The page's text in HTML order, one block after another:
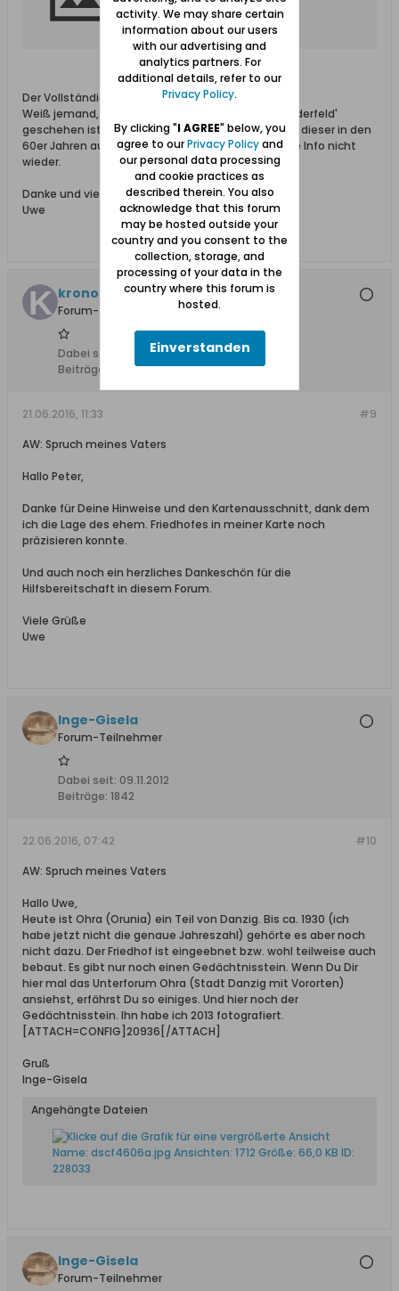
Der Vollständigkeit halber:
Weiß jemand, was mit dem ev. Friedhof 'Ohra-Niederfeld'
geschehen ist? Ich meine gelesen zu haben, dass dieser in den
60er Jahren aufgelöst wurde. Leider finde ich diese Info nicht
wieder.
Danke und viele Grüße
Uwe
kronossos
Forum-Teilnehmer
Dabei seit:
07.10.2013
Beiträge:
#9
21.06.2016, 11:33
AW: Spruch meines Vaters
Hallo Peter,
Danke für Deine Hinweise und den Kartenausschnitt, dank dem
ich die Lage des ehem. Friedhofes in meiner Karte noch
präzisieren konnte.
Und auch noch ein herzliches Dankeschön für die
Hilfsbereitschaft in diesem Forum.
Viele Grüße
Uwe
Inge-Gisela
Forum-Teilnehmer
Dabei seit: 09.11.2012
Beiträge: 1842
#10
22.06.2016, 07:42
AW: Spruch meines Vaters
Hallo Uwe,
Heute ist Ohra (Orunia) ein Teil von Danzig. Bis ca. 1930 (ich
habe jetzt nicht die genaue Jahreszahl) gehörte es aber noch
nicht dazu. Der Friedhof ist eingeebnet bzw. wohl teilweise auch
bebaut. Es gibt nur noch einen Gedächtnisstein. Wenn Du Dir
hier mal das Unterforum Ohra (Stadt Danzig mit Vororten)
ansiehst, erfährst Du so einiges. Und hier noch der
Gedächtnisstein. Ihn habe ich 2013 fotografiert.
[ATTACH=CONFIG]20936[/ATTACH]
Gruß
Inge-Gisela
Angehängte Dateien
Inge-Gisela
Forum-Teilnehmer
activity. We may share certain
information about our users
with our advertising and
analytics partners. For
additional details, refer to our
Privacy Policy.
By clicking "I AGREE" below, you
agree to ourPrivacy Policyand
our personal data processing
and cookie practices as
described therein. You also
acknowledge that this forum
may be hosted outside your
country and you consent to the
collection, storage, and
processing of your data in the
country where this forum is
hosted.
Einverstanden